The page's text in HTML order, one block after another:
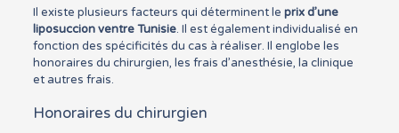
Il existe plusieurs facteurs qui déterminent le prix d’une
liposuccion ventre Tunisie. Il est également individualisé en
fonction des spécificités du cas à réaliser. Il englobe les
honoraires du chirurgien, les frais d’anesthésie, la clinique
et autres frais.
Honoraires du chirurgien